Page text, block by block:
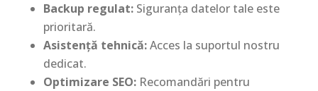
Backup regulat:Siguranța datelor tale este
prioritară.
Asistență tehnică:Acces la suportul nostru
dedicat.
Optimizare SEO:Recomandări pentru